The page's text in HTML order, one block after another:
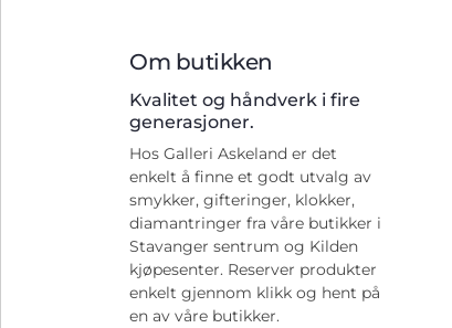
Om butikken
Kvalitet og håndverk i fire
generasjoner.
Hos Galleri Askeland er det
enkelt å finne et godt utvalg av
smykker, gifteringer, klokker,
diamantringer fra våre butikker i
Stavanger sentrum og Kilden
kjøpesenter. Reserver produkter
enkelt gjennom klikk og hent på
en av våre butikker.